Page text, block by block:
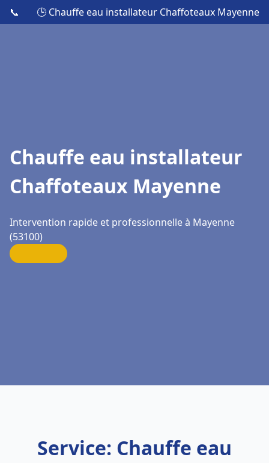
📞 🕒 Chauffe eau installateur Chaffoteaux Mayenne
Chauffe eau installateur
Chaffoteaux Mayenne
Intervention rapide et professionnelle à Mayenne
(53100)
Service: Chauffe eau